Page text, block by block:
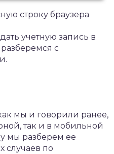
строку браузера
учетную запись в
с
мы и говорили ранее,
так и в мобильной
мы разберем ее
случаев по